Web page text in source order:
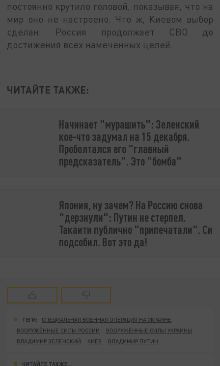
постоянно крутило головой, показывая, что на
мир оно не настроено. Что ж, Киевом выбор
сделан. Россия продолжает СВО до
достижения всех намеченных целей.
ЧИТАЙТЕ ТАКЖЕ:
Начинает "мурашить": Зеленский
кое-что задумал на 15 декабря.
Проболтался его "главный
предсказатель". Это "бомба"
Япония, ну зачем? На Россию снова
"дерзнули": Путин не стерпел.
Такаити публично "припечатали". Си
подсобил. Вот это да!
ТЕГИ:
СПЕЦИАЛЬНАЯ ВОЕННАЯ ОПЕРАЦИЯ НА УКРАИНЕ
ВООРУЖЁННЫЕ СИЛЫ РОССИИ
ВООРУЖЁННЫЕ СИЛЫ УКРАИНЫ
ВЛАДИМИР ЗЕЛЕНСКИЙ
КИЕВ ВЛАДИМИР ПУТИН
ЧИТАЙТЕ ТАКЖЕ: